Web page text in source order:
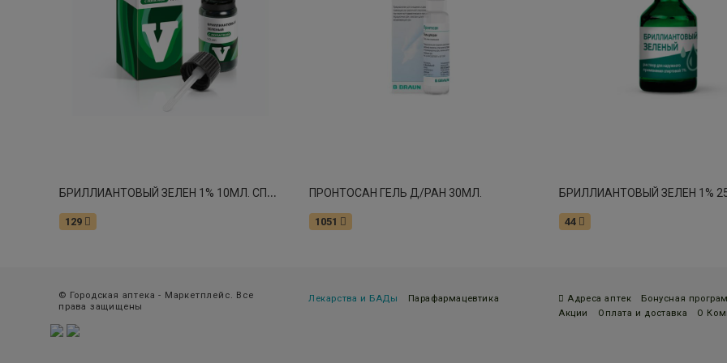
Б
РИЛЛИАНТОВЫЙ ЗЕЛЕН 1% 10МЛ. СПИРТ. Р-Р С ЛОПАТКОЙ /RENEWAL/ 5414
129
ПРОНТОСАН ГЕЛЬ Д/РАН 30МЛ.
1051 44
© Городская аптека - Маркетплейс. Все
права защищены
Лекарства и БАДы Парафармацевтика Адреса аптек
Бонусная
Акции
Оплата и доставка О